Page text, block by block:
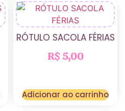
RÓTULO SACOLA FÉRIAS
R$ 5,00
Adicionar ao carrinho